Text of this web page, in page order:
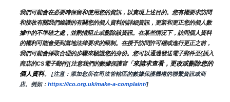
我們可能會在必要時保留和使用您的資訊，以實現上述目的。您有權要求訪問
和接收有關我們維護的有關您的個人資料的詳細資訊，更新和更正您的個人數
據中的不準確之處，並酌情阻止或刪除該資訊。在某些情況下，訪問個人資料
的權利可能會受到當地法律要求的限制。在授予訪問許可權或進行更正之前，
我們可能會採取合理的步驟來驗證您的身份。您可以通過發送電子郵件至{插入
商店的CS電子郵件][注意我們的數據保護官「來請求查看，更改或刪除您的
個人資料。
[注意：添加您所在司法管轄區的數據保護機構的聯繫資訊或商
店。例如： https://ico.org.uk/make-a-complaint/]